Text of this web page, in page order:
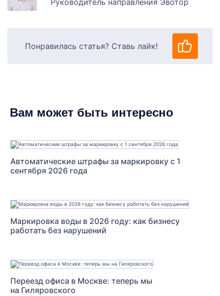
Понравилась статья? Ставь лайк!
Вам может быть интересно
Автоматические штрафы за маркировку с 1
сентября 2026 года
Маркировка воды в 2026 году: как бизнесу
работать без нарушений
Переезд офиса в Москве: теперь мы
на Гиляровского